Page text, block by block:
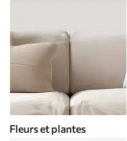
Fleurs et plantes